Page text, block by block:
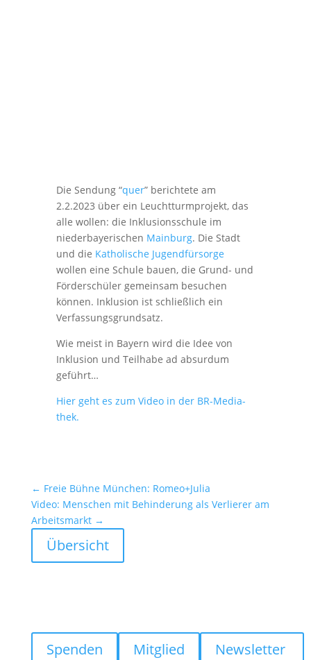
Die Sendung “quer” berich­tete am
2.2.2023 über ein Leucht­turm­pro­jekt, das
alle wollen: die Inklu­si­ons­schule im
nieder­baye­ri­schen Mainburg. Die Stadt
und die Katho­li­sche Jugend­für­sorge
wollen eine Schule bauen, die Grund- und
Förder­schüler gemeinsam besuchen
können. Inklu­sion ist schließ­lich ein
Verfas­sungs­grund­satz.
Wie meist in Bayern wird die Idee von
Inklu­sion und Teilhabe ad absurdum
geführt…
Hier geht es zum Video in der BR-Media­
thek.
← Freie Bühne München: Romeo+Julia
Video: Menschen mit Behin­de­rung als Verlierer am
Arbeits­markt→
Übersicht
Spenden
Mitglied
Newsletter